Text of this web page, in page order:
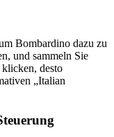
Bombardino dazu zu
und sammeln Sie
klicken, desto
„Italian